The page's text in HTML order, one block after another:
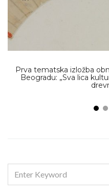
Prva tematska izložba
Beogradu: „Sva lica
FOR: